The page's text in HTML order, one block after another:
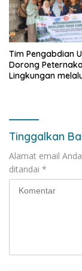
Tim Pengabdian
Dorong
Lingkungan
Tinggalkan
Alamat email
ditandai *